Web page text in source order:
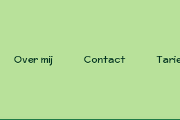
Over mij Contact